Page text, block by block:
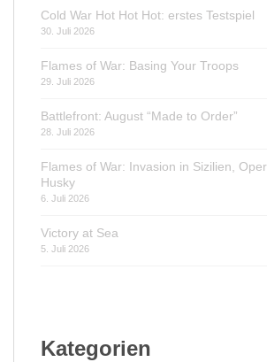
Cold War Hot Hot Hot: erstes Testspiel
30. Juli 2026
Flames of War: Basing Your Troops
29. Juli 2026
Battlefront: August “Made to Order”
28. Juli 2026
Flames of War: Invasion in Sizilien,
Husky
6. Juli 2026
Victory at Sea
5. Juli 2026
Kategorien